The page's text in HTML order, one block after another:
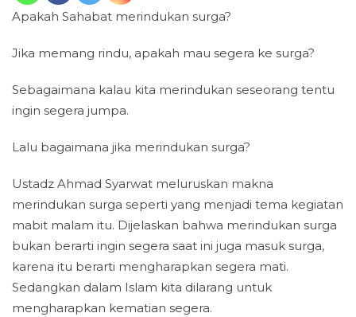
Apakah Sahabat merindukan surga?
Jika memang rindu, apakah mau segera ke surga?
Sebagaimana kalau kita merindukan seseorang tentu
ingin segera jumpa.
Lalu bagaimana jika merindukan surga?
Ustadz Ahmad Syarwat meluruskan makna
merindukan surga seperti yang menjadi tema kegiatan
mabit malam itu. Dijelaskan bahwa merindukan surga
bukan berarti ingin segera saat ini juga masuk surga,
karena itu berarti mengharapkan segera mati.
Sedangkan dalam Islam kita dilarang untuk
mengharapkan kematian segera.